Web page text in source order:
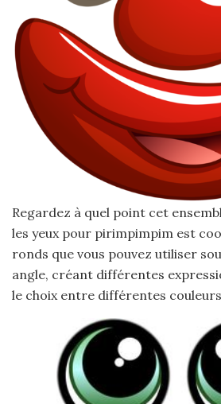
Regardez à quel point cet
les yeux pour pirimpimpim est
ronds que vous pouvez utiliser
angle, créant différentes
le choix entre différentes